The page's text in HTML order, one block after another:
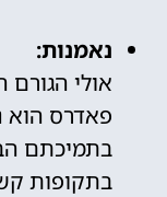
נאמנות:
אולי
פאדרס הוא
בתמיכתם
בתקופות